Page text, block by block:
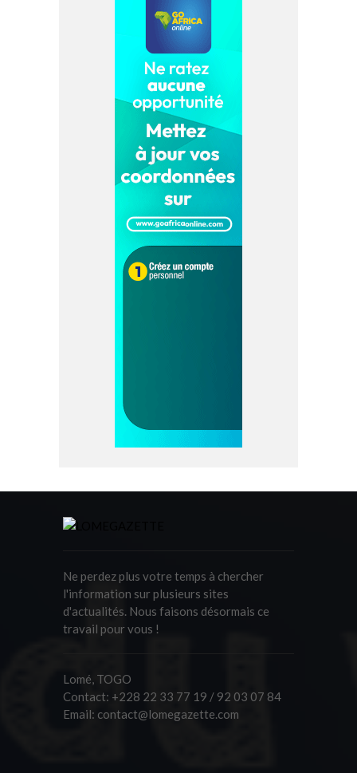
Ne perdez plus votre temps à chercher
l'information sur plusieurs sites
d'actualités. Nous faisons désormais ce
travail pour vous !
Lomé, TOGO
Contact: +228 22 33 77 19 / 92 03 07 84
Email: contact@lomegazette.com